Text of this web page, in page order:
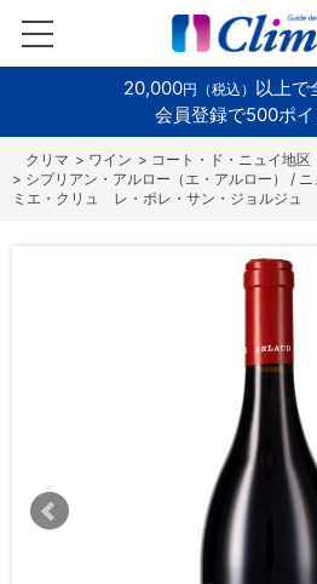
20,000円（税込） 以上で
会員登録で500ポ
> ワイン > コート・ド・ニュイ地区
> シプリアン・アルロー（エ・アルロー） /
ミエ・クリュ レ・ポレ・サン・ジョルジュ